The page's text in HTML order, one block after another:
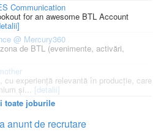
Communication
for an awesome BTL Account
@ Mercury360
de BTL (evenimente, activări,
cu experiență relevantă în producție, care
și... [detalii]
toate joburile
anunt de recrutare